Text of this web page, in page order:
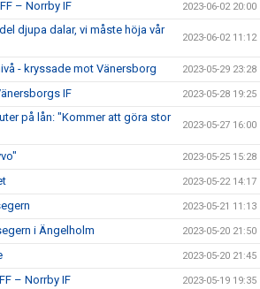
– Norrby IF 2023-06-02 20:00
djupa dalar, vi måste höja vår
2023-06-02 11:12
- kryssade mot Vänersborg 2023-05-29 23:28
IF 2023-05-28 19:25
på lån: "Kommer att göra stor
2023-05-27 16:00
2023-05-25 15:28
2023-05-22 14:17
2023-05-21 11:13
i Ängelholm 2023-05-20 21:50
2023-05-20 21:45
– Norrby IF 2023-05-19 19:35